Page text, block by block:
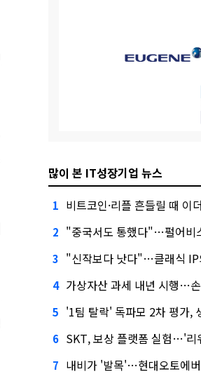
많이 본 IT성장기업 뉴스
1 비트코인·리플 흔들릴 때 이
2 "중국서도 통했다"…펄어비스 '붉은
3 "신작보다 낫다"…클래식 IP
4 가상자산 과세 내년 시행…손실 나
5 '1팀 탈락' 독파모 2차 평가,
6 SKT, 보상 플랫폼 실험…'리
7 내비가 '발목'…현대오토에